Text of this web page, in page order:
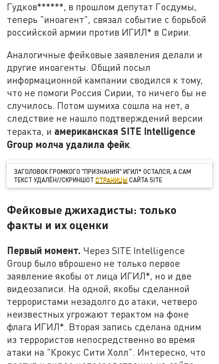
Гудков******, в прошлом депутат Госдумы,
теперь "иноагент", связал событие с борьбой
российской армии против ИГИЛ* в Сирии.
Аналогичные фейковые заявления делали и
другие иноагенты. Общий посыл
информационной кампании сводился к тому,
что не помоги Россия Сирии, то ничего бы не
случилось. Потом шумиха сошла на нет, а
следствие не нашло подтверждений версии
теракта, и американская SITE Intelligence
Group молча удалила фейк.
ЗАГОЛОВОК ГРОМКОГО "ПРИЗНАНИЯ" ИГИЛ* ОСТАЛСЯ, А САМ
ТЕКСТ УДАЛЁН//СКРИНШОТСТРАНИЦЫ САЙТА SITE
Фейковые джихадисты: только
факты и их оценки
Первый момент. Через SITE Intelligence
Group было вброшено не только первое
заявление якобы от лица ИГИЛ*, но и две
видеозаписи. На одной, якобы сделанной
террористами незадолго до атаки, четверо
неизвестных угрожают терактом на фоне
флага ИГИЛ*. Вторая запись сделана одним
из террористов непосредственно во время
атаки на "Крокус Сити Холл". Интересно, что